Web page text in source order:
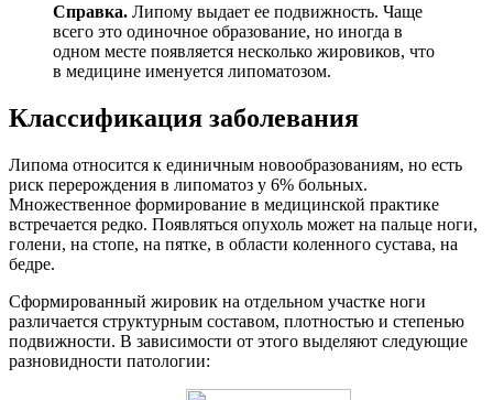
Справка. Липому выдает ее подвижность. Чаще
всего это одиночное образование, но иногда в
одном месте появляется несколько жировиков, что
в медицине именуется липоматозом.
Классификация заболевания
Липома относится к единичным новообразованиям, но есть
риск перерождения в липоматоз у 6% больных.
Множественное формирование в медицинской практике
встречается редко. Появляться опухоль может на пальце ноги,
голени, на стопе, на пятке, в области коленного сустава, на
бедре.
Сформированный жировик на отдельном участке ноги
различается структурным составом, плотностью и степенью
подвижности. В зависимости от этого выделяют следующие
разновидности патологии: